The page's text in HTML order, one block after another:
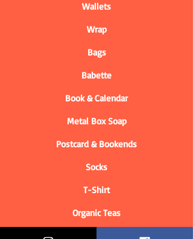
Wallets
Wrap
Bags
Babette
Book & Calendar
Metal Box Soap
Postcard & Bookends
Socks
T-Shirt
Organic Teas